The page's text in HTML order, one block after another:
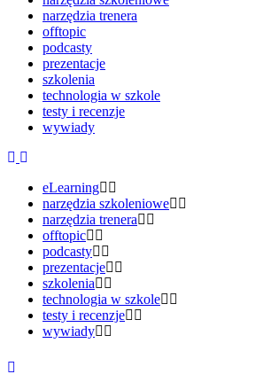
narzędzia trenera
offtopic
podcasty
prezentacje
szkolenia
technologia w szkole
testy i recenzje
wywiady
eLearning
narzędzia szkoleniowe
narzędzia trenera
offtopic
podcasty
prezentacje
szkolenia
technologia w szkole
testy i recenzje
wywiady